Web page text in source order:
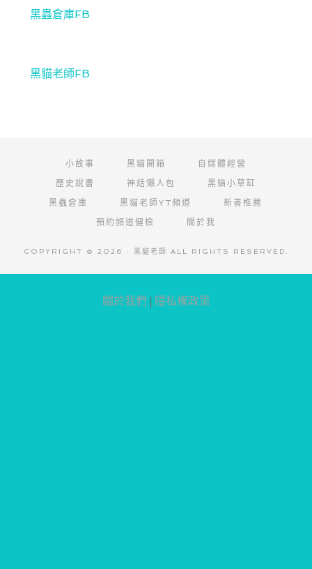
黑蟲倉庫FB
黑貓老師FB
小故事 黑貓開箱
自媒體經營
歷史說書
神話懶人包
黑貓小草缸
黑蟲倉庫
黑貓老師YT頻道
新書推薦
預約頻道健檢
關於我
COPYRIGHT © 2026 · 黑貓老師 ALL RIGHTS RESERVED.
關於我們 | 隱私權政策